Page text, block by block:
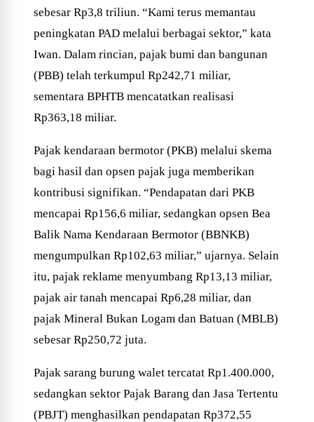
sebesar Rp3,8 triliun. “Kami terus memantau
peningkatan PAD melalui berbagai sektor,” kata
Iwan. Dalam rincian, pajak bumi dan bangunan
(PBB) telah terkumpul Rp242,71 miliar,
sementara BPHTB mencatatkan realisasi
Rp363,18 miliar.
Pajak kendaraan bermotor (PKB) melalui skema
bagi hasil dan opsen pajak juga memberikan
kontribusi signifikan. “Pendapatan dari PKB
mencapai Rp156,6 miliar, sedangkan opsen Bea
Balik Nama Kendaraan Bermotor (BBNKB)
mengumpulkan Rp102,63 miliar,” ujarnya. Selain
itu, pajak reklame menyumbang Rp13,13 miliar,
pajak air tanah mencapai Rp6,28 miliar, dan
pajak Mineral Bukan Logam dan Batuan (MBLB)
sebesar Rp250,72 juta.
Pajak sarang burung walet tercatat Rp1.400.000,
sedangkan sektor Pajak Barang dan Jasa Tertentu
(PBJT) menghasilkan pendapatan Rp372,55